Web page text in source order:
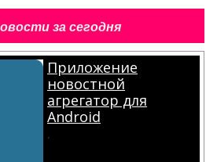
за сегодня
Приложение
новостной
агрегатор для
Android
.